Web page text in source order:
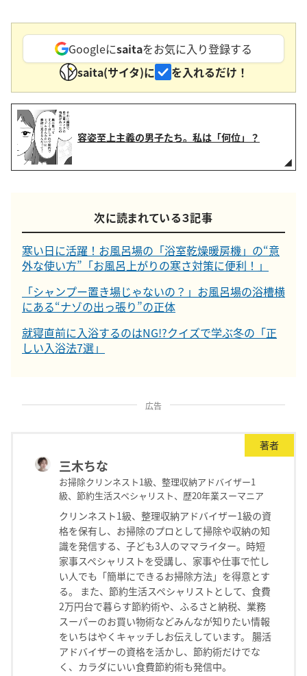
Googleにsaitaをお気に入り登録する
saita(サイタ)に
を入れるだけ！
容姿至上主義の男子たち。私は「何位」？
次に読まれている３記事
寒い日に活躍！お風呂場の「浴室乾燥暖房機」の“意
外な使い方”「お風呂上がりの寒さ対策に便利！」
「シャンプー置き場じゃないの？」お風呂場の浴槽横
にある“ナゾの出っ張り”の正体
就寝直前に入浴するのはNG!?クイズで学ぶ冬の「正
しい入浴法7選」
広告
著者
三木ちな
お掃除クリンネスト1級、整理収納アドバイザー1
級、節約生活スペシャリスト、歴20年業スーマニア
クリンネスト1級、整理収納アドバイザー1級の資
格を保有し、お掃除のプロとして掃除や収納の知
識を発信する、子ども3人のママライター。時短
家事スペシャリストを受講し、家事や仕事で忙し
い人でも「簡単にできるお掃除方法」を得意とす
る。 また、節約生活スペシャリストとして、食費
2万円台で暮らす節約術や、ふるさと納税、業務
スーパーのお買い物術などみんなが知りたい情報
をいちはやくキャッチしお伝えしています。 腸活
アドバイザーの資格を活かし、節約術だけでな
く、カラダにいい食費節約術も発信中。